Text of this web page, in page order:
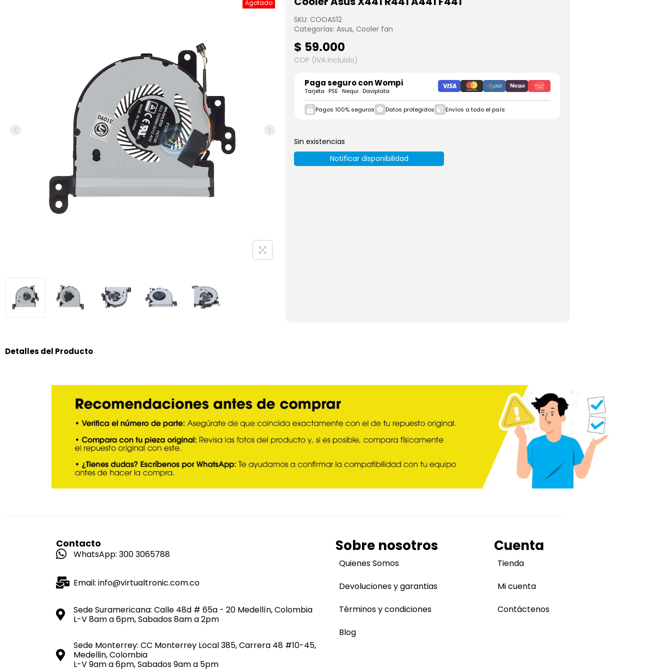
Agotado
SKU: COOAS12
Categorías: Asus, Cooler fan
$ 59.000
COP (IVA incluido)
Paga seguro conWompi
Tarjeta · PSE · Nequi · Daviplata
Pagos 100% seguros Datos protegidos Envíos a todo el país
Sin existencias
Notificar disponibilidad
Detalles del Producto
Contacto
WhatsApp: 300 3065788
Email: info@virtualtronic.com.co
Sede Suramericana: Calle 48d # 65a - 20 Medellín, Colombia
L-V 8am a 6pm, Sabados 8am a 2pm
Sede Monterrey: CC Monterrey Local 385, Carrera 48 #10-45,
Medellin, Colombia
L-V 9am a 6pm, Sabados 9am a 5pm
Sobre nosotros
Quienes Somos
Devoluciones y garantias
Términos y condiciones
Blog
Cuenta
Tienda
Mi cuenta
Contáctenos